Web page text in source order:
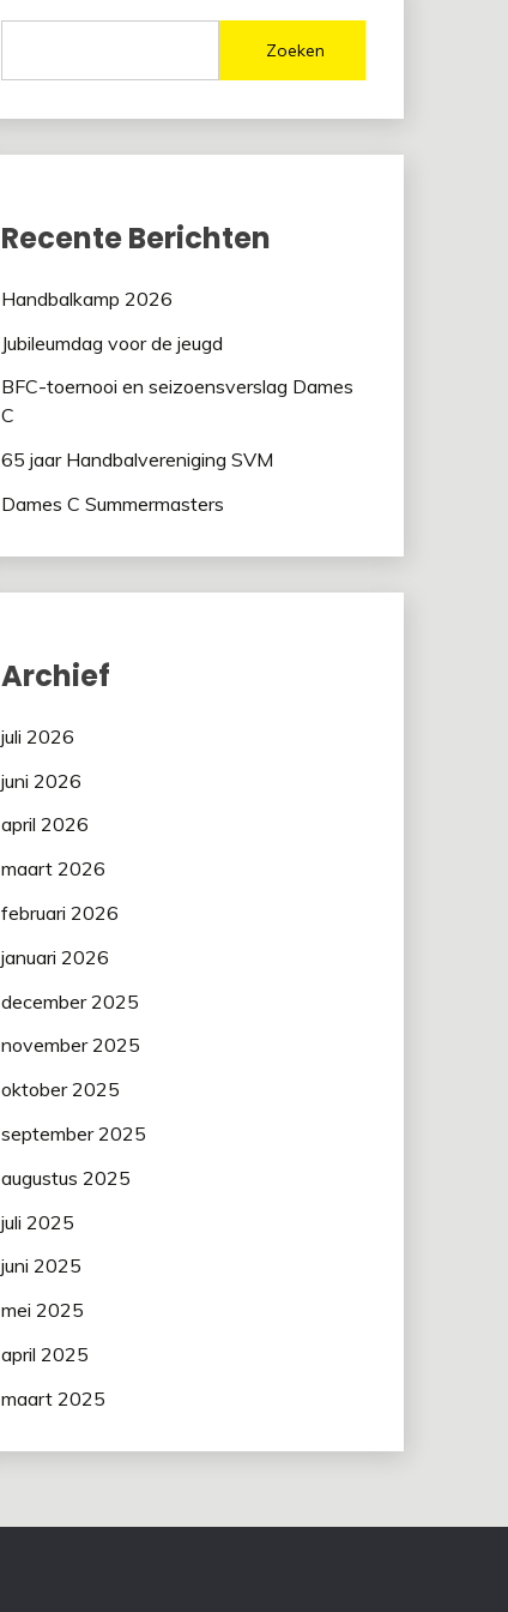
Zoeken
Recente Berichten
Handbalkamp 2026
Jubileumdag voor de jeugd
BFC-toernooi en seizoensverslag Dames
C
65 jaar Handbalvereniging SVM
Dames C Summermasters
Archief
juli 2026
juni 2026
april 2026
maart 2026
februari 2026
januari 2026
december 2025
november 2025
oktober 2025
september 2025
augustus 2025
juli 2025
juni 2025
mei 2025
april 2025
maart 2025